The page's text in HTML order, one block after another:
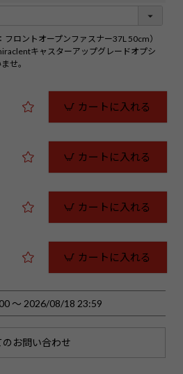
須
)
ロントオープンファスナー37L 50cm）
キャスターアップグレードオプシ
せ。
カートに入れる
カートに入れる
カートに入れる
カートに入れる
〜 2026/08/18 23:59
お問い合わせ